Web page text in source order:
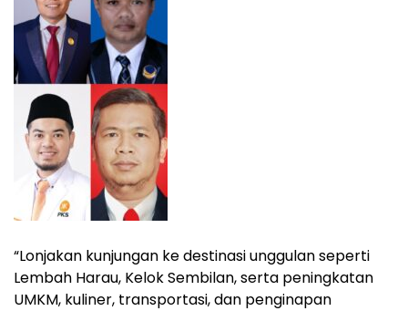
“Lonjakan kunjungan ke destinasi unggulan seperti
Lembah Harau, Kelok Sembilan, serta peningkatan
UMKM, kuliner, transportasi, dan penginapan